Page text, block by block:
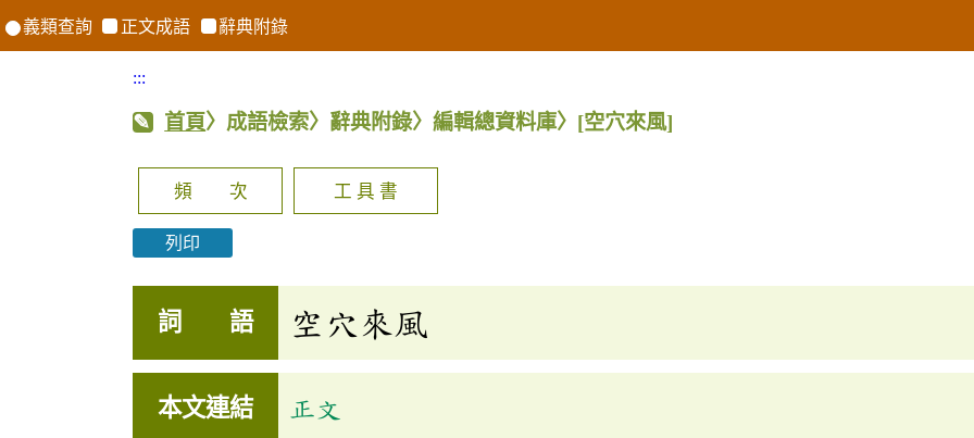
義類查詢 正文成語 辭典附錄
:::
首頁〉成語檢索〉辭典附錄〉編輯總資料庫〉 [空穴來風]
頻 次 工 具 書
列印
詞 語 空穴來風
本文連結 正文